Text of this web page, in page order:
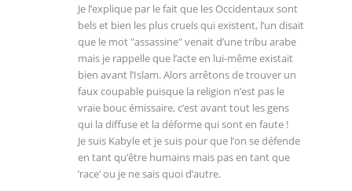
Je l’explique par le fait que les Occidentaux sont
bels et bien les plus cruels qui existent, l’un disait
que le mot "assassine" venait d’une tribu arabe
mais je rappelle que l’acte en lui-même existait
bien avant l’Islam. Alors arrêtons de trouver un
faux coupable puisque la religion n’est pas le
vraie bouc émissaire, c’est avant tout les gens
qui la diffuse et la déforme qui sont en faute !
Je suis Kabyle et je suis pour que l’on se défende
en tant qu’être humains mais pas en tant que
’race’ ou je ne sais quoi d’autre.